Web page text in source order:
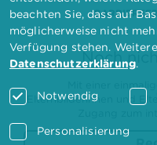
Noch
Mit einer
Elternbilderinnen und
beachten Sie, dass auf
möglicherweise nicht
Verfügung stehen.
Datenschutzerklärung.
Notwendig
Personalisierung